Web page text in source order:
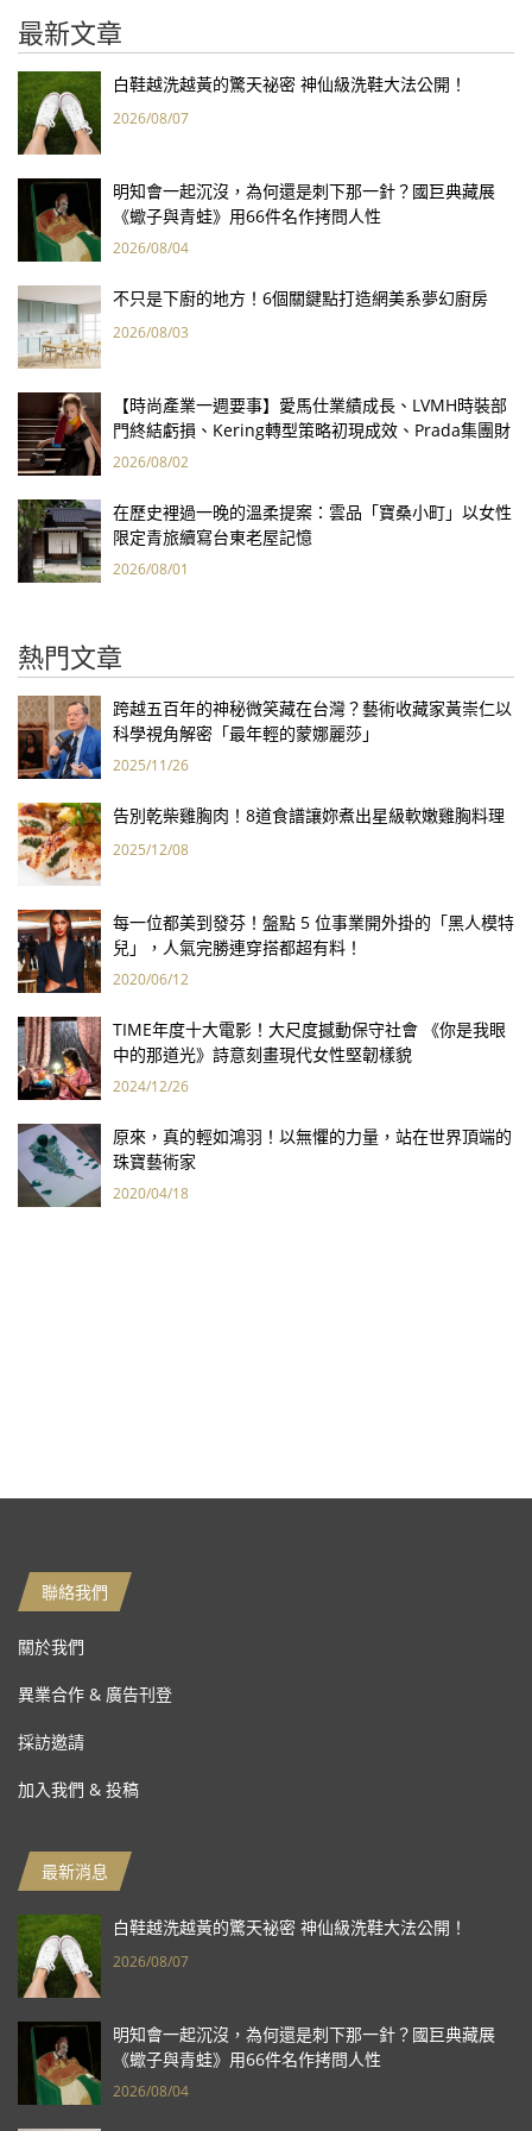
最新文章
白鞋越洗越黃的驚天祕密 神仙級洗鞋大法公開！
2026/08/07
明知會一起沉沒，為何還是刺下那一針？國巨典藏展
《蠍子與青蛙》用66件名作拷問人性
2026/08/04
不只是下廚的地方！6個關鍵點打造網美系夢幻廚房
2026/08/03
【時尚產業一週要事】愛馬仕業績成長、LVMH時裝部
門終結虧損、Kering轉型策略初現成效、Prada集團財
報亮眼
2026/08/02
在歷史裡過一晚的溫柔提案：雲品「寶桑小町」以女性
限定青旅續寫台東老屋記憶
2026/08/01
熱門文章
跨越五百年的神秘微笑藏在台灣？藝術收藏家黃崇仁以
科學視角解密「最年輕的蒙娜麗莎」
2025/11/26
告別乾柴雞胸肉！8道食譜讓妳煮出星級軟嫩雞胸料理
2025/12/08
每一位都美到發芬！盤點 5 位事業開外掛的「黑人模特
兒」，人氣完勝連穿搭都超有料！
2020/06/12
TIME年度十大電影！大尺度撼動保守社會 《你是我眼
中的那道光》詩意刻畫現代女性堅韌樣貌
2024/12/26
原來，真的輕如鴻羽！以無懼的力量，站在世界頂端的
珠寶藝術家
2020/04/18
聯絡我們
關於我們
異業合作 & 廣告刊登
採訪邀請
加入我們 & 投稿
最新消息
白鞋越洗越黃的驚天祕密 神仙級洗鞋大法公開！
2026/08/07
明知會一起沉沒，為何還是刺下那一針？國巨典藏展
《蠍子與青蛙》用66件名作拷問人性
2026/08/04